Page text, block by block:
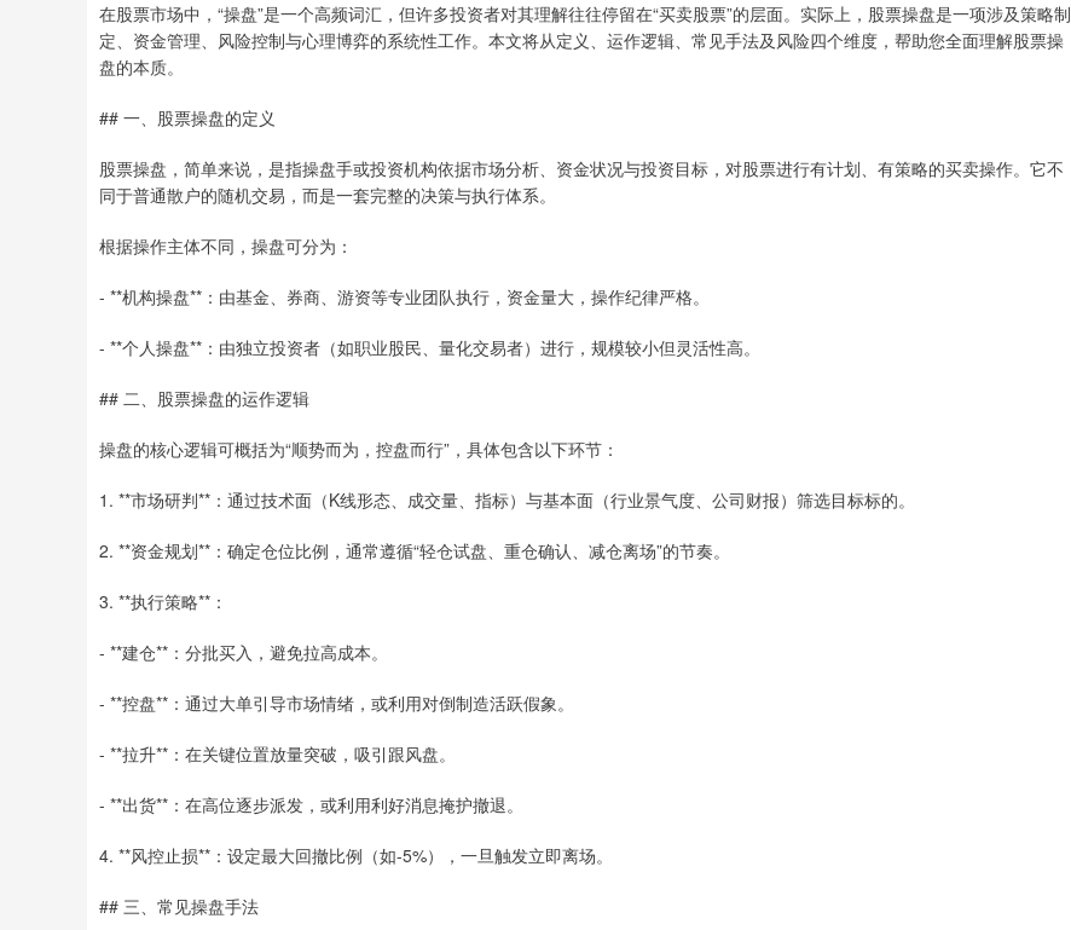
在股票市场中，“操盘”是一个高频词汇，但许多投资者对其理解往往停留在“买卖股票”的层面。实际上，股票操盘是一项涉及策略制
定、资金管理、风险控制与心理博弈的系统性工作。本文将从定义、运作逻辑、常见手法及风险四个维度，帮助您全面理解股票操
盘的本质。
## 一、股票操盘的定义
股票操盘，简单来说，是指操盘手或投资机构依据市场分析、资金状况与投资目标，对股票进行有计划、有策略的买卖操作。它不
同于普通散户的随机交易，而是一套完整的决策与执行体系。
根据操作主体不同，操盘可分为：
- **机构操盘**：由基金、券商、游资等专业团队执行，资金量大，操作纪律严格。
- **个人操盘**：由独立投资者（如职业股民、量化交易者）进行，规模较小但灵活性高。
## 二、股票操盘的运作逻辑
操盘的核心逻辑可概括为“顺势而为，控盘而行”，具体包含以下环节：
1. **市场研判**：通过技术面（K线形态、成交量、指标）与基本面（行业景气度、公司财报）筛选目标标的。
2. **资金规划**：确定仓位比例，通常遵循“轻仓试盘、重仓确认、减仓离场”的节奏。
3. **执行策略**：
- **建仓**：分批买入，避免拉高成本。
- **控盘**：通过大单引导市场情绪，或利用对倒制造活跃假象。
- **拉升**：在关键位置放量突破，吸引跟风盘。
- **出货**：在高位逐步派发，或利用利好消息掩护撤退。
4. **风控止损**：设定最大回撤比例（如-5%），一旦触发立即离场。
## 三、常见操盘手法